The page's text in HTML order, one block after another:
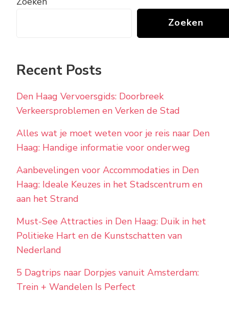
Zoeken
Recent Posts
Den Haag Vervoersgids: Doorbreek
Verkeersproblemen en Verken de Stad
Alles wat je moet weten voor je reis naar Den
Haag: Handige informatie voor onderweg
Aanbevelingen voor Accommodaties in Den
Haag: Ideale Keuzes in het Stadscentrum en
aan het Strand
Must-See Attracties in Den Haag: Duik in het
Politieke Hart en de Kunstschatten van
Nederland
5 Dagtrips naar Dorpjes vanuit Amsterdam:
Trein + Wandelen Is Perfect